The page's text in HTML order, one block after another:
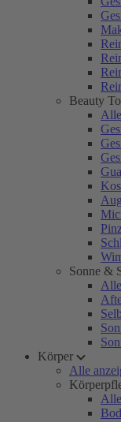
Beauty
Sonne &
Körper
Alle